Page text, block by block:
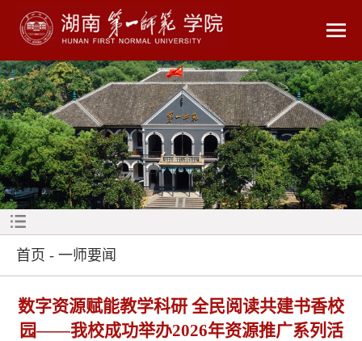
首页 - 一师要闻
数字资源赋能教学科研 全民阅读共建书香校
园——我校成功举办2026年资源推广系列活